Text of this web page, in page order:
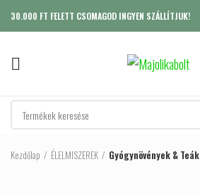
30.000 FT FELETT CSOMAGOD INGYEN SZÁLLÍTJUK!
Kezdőlap ÉLELMISZEREK Gyógynövények & Teák